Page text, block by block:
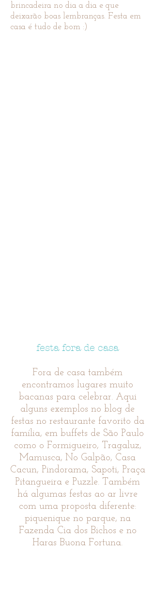
brincadeira no dia a dia e que
deixarão boas lembranças. Festa em
casa é tudo de bom :)
festa fora de casa
Fora de casa também
encontramos lugares muito
bacanas para celebrar. Aqui
alguns exemplos no blog de
festas no restaurante favorito da
família, em buffets de São Paulo
como o Formigueiro, Tragaluz,
Mamusca, No Galpão, Casa
Cacun, Pindorama, Sapoti, Praça
Pitangueira e Puzzle. Também
há algumas festas ao ar livre
com uma proposta diferente:
piquenique no parque, na
Fazenda Cia dos Bichos e no
Haras Buona Fortuna.